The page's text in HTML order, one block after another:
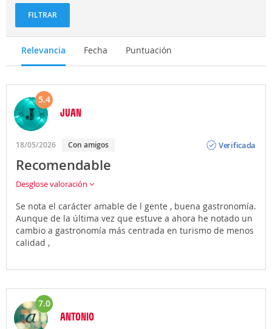
FILTRAR
Relevancia Fecha Puntuación
5.4
JUAN
18/05/2026 Con amigos
Verificada
Recomendable
Desglose valoración
Se nota el carácter amable de l gente , buena gastronomía.
Aunque de la última vez que estuve a ahora he notado un
cambio a gastronomía más centrada en turismo de menos
calidad ,
7.0
ANTONIO